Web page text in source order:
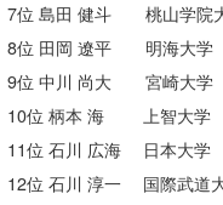
7位 島田 健斗 桃山学
8位 田岡 遼平 明海大
9位 中川 尚大 宮崎大
10位 柄本 海 上智大
11位 石川 広海 日本大
12位 石川 淳一 国際武道
熊谷素子
植村未来
NOBUFUKU
大野”MAR”修聖
喜納海人
ECE
G◎Da
H
KID